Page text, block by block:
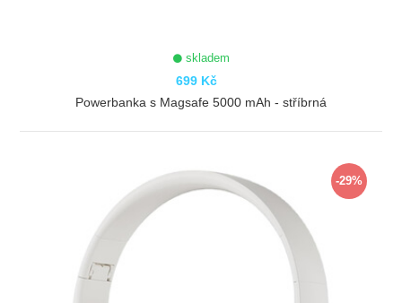
skladem
699 Kč
Powerbanka s Magsafe 5000 mAh - stříbrná
-29%